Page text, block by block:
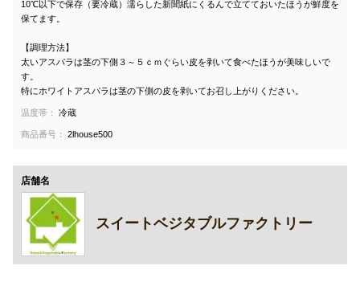
10℃以下で保存（要冷蔵）濡らした新聞紙にくるんで立てておいたほうが鮮度を
保てます。
【調理方法】
太いアスパラは茎の下側３～５ｃｍぐらい皮を剥いて食べたほうが美味しいで
す。
特にホワイトアスパラは茎の下側の皮を剥いてお召し上がりください。
温度帯： 冷蔵
商品番号： 2lhouse500
店舗名
スイートベジタブルファクトリー